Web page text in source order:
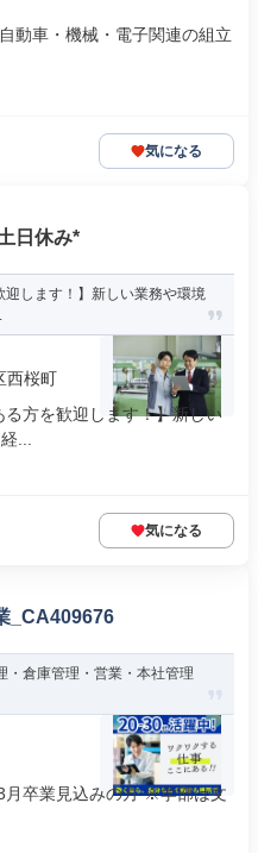
動車・機械・電子関連の組立
気になる
日休み*
迎します！】新しい業務や環境
西桜町
方を歓迎します！】新しい
...
気になる
_CA409676
・倉庫管理・営業・本社管理
月卒業見込みの方 ※学部は文